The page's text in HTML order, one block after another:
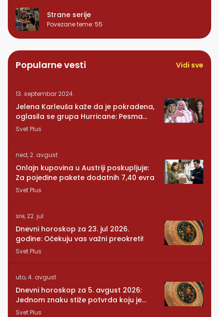
Strane serije
Povezane teme: 55
Popularne vesti Vidi sve
13. septembar 2024.
Jelena Karleuša kaže da je pokradena,
oglasila se grupa Hurricane: Pesma
RUNDE je naša!
Svet Plus
ned, 2. avgust
Onlajn kupovina u Austriji poskupljuje:
Za pojedine pakete dodatnih 7,40 evra
Svet Plus
sre, 22. jul
Dnevni horoskop za 23. jul 2026.
godine: Očekuju vas važni preokreti!
Svet Plus
uto, 4. avgust
Dnevni horoskop za 5. avgust 2026:
Jednom znaku stiže potvrda koju je
dugo čekao
Svet Plus